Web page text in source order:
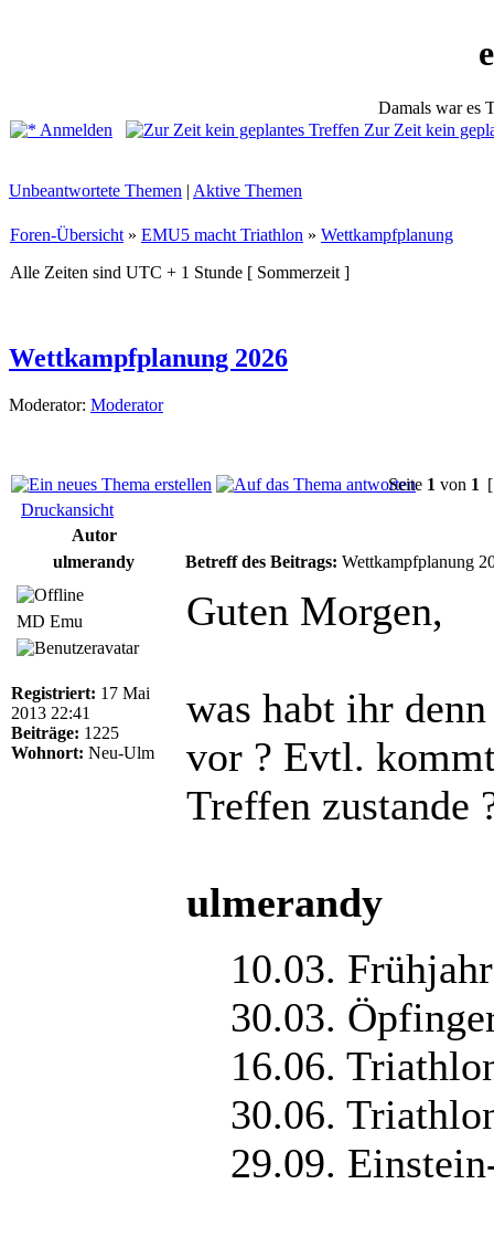
Damals war es
Anmelden
Zur Zeit kein
Unbeantwortete Themen | Aktive Themen
Foren-Übersicht » EMU5 macht Triathlon » Wettkampfplanung
Alle Zeiten sind UTC + 1 Stunde [ Sommerzeit ]
Wettkampfplanung 2026
Moderator: Moderator
Seite 1 von 1
Druckansicht
Autor
ulmerandy
Betreff des Beitrags: Wettkampfplanung
MD Emu
Registriert: 17 Mai
2013 22:41
Beiträge: 1225
Wohnort: Neu-Ulm
Guten Morgen,
was habt ihr
vor ? Evtl.
Treffen zustande
ulmerandy
10.03.
30.03.
16.06.
30.06.
29.09.